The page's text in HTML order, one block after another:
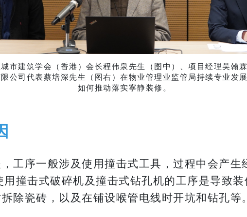
市建筑学会（香港）会长程伟泉先生（图中）、项目经理吴翰霖
公司代表蔡培深先生（图右）在物业管理业监管局持续专业发
如何推动落实寧静装修。
工序一般涉及使用撞击式工具，过程中会产
撞击式破碎机及撞击式钻孔机的工序是导致
除瓷砖，以及在铺设喉管电线时开坑和钻孔等。